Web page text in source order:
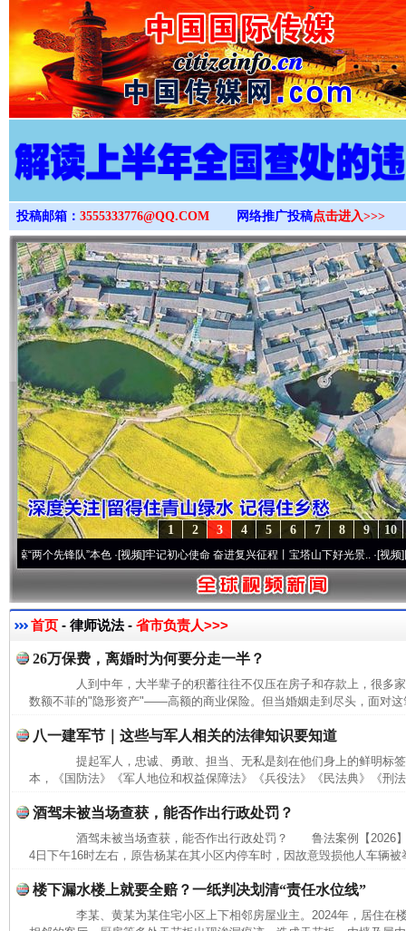
>
投稿邮箱： 3555333776@QQ.COM 网络推广投稿点击进入>>>
10
9
8
7
6
5
4
3
2
1
先锋队”本色·[视频]牢记初心使命 奋进复兴征程丨宝塔山下好光景..·[视频]因党而
首页 - 律师说法 - 省市负责人>>>
26万保费，离婚时为何要分走一半？
人到中年，大半辈子的积蓄往往不仅压在房子和存款上，很多
数额不菲的"隐形资产"——高额的商业保险。但当婚姻走到尽头，面对这
八一建军节｜这些与军人相关的法律知识要知道
提起军人，忠诚、勇敢、担当、无私是刻在他们身上的鲜明标
本，《国防法》《军人地位和权益保障法》《兵役法》《民法典》《刑
酒驾未被当场查获，能否作出行政处罚？
酒驾未被当场查获，能否作出行政处罚？ 鲁法案例【
4日下午16时左右，原告杨某在其小区内停车时，因故意毁损他人车辆
楼下漏水楼上就要全赔？一纸判决划清“责任水位线”
李某、黄某为某住宅小区上下相邻房屋业主。2024年，居住在